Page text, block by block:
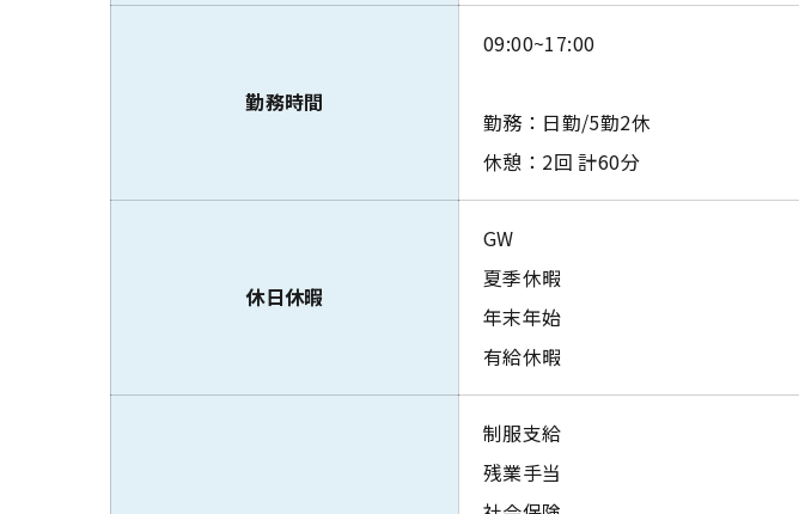
勤務時間
09:00~17:00
勤務：日勤/5勤2休
休憩：2回 計60分
休日休暇
GW
夏季休暇
年末年始
有給休暇
制服支給
残業手当